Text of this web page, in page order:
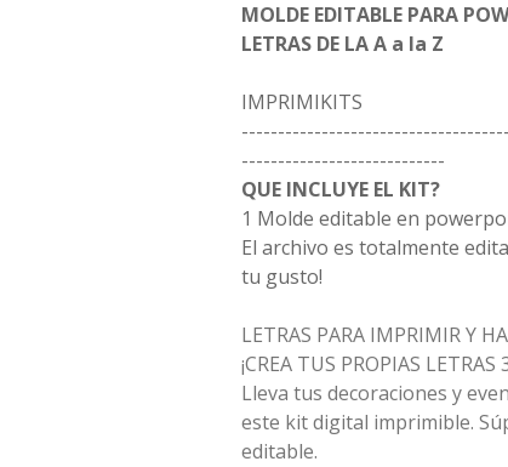
MOLDE EDITABLE PARA
LETRAS DE LA A a la Z
IMPRIMIKITS
----------------------------
QUE INCLUYE EL KIT?
1 Molde editable en
El archivo es totalmente
tu gusto!
LETRAS PARA IMPRIMIR Y
¡CREA TUS PROPIAS
Lleva tus decoraciones y
este kit digital imprimible.
editable.